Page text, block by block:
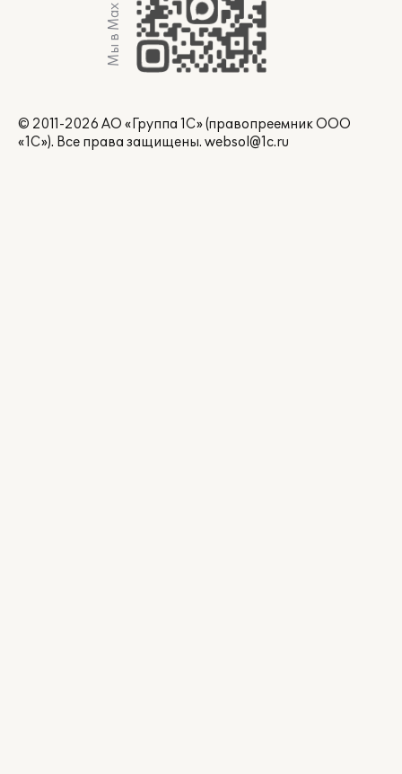
Мы в Max
© 2011-2026 АО «Группа 1С» (правопреемник ООО
«1С»). Все права защищены. websol@1c.ru